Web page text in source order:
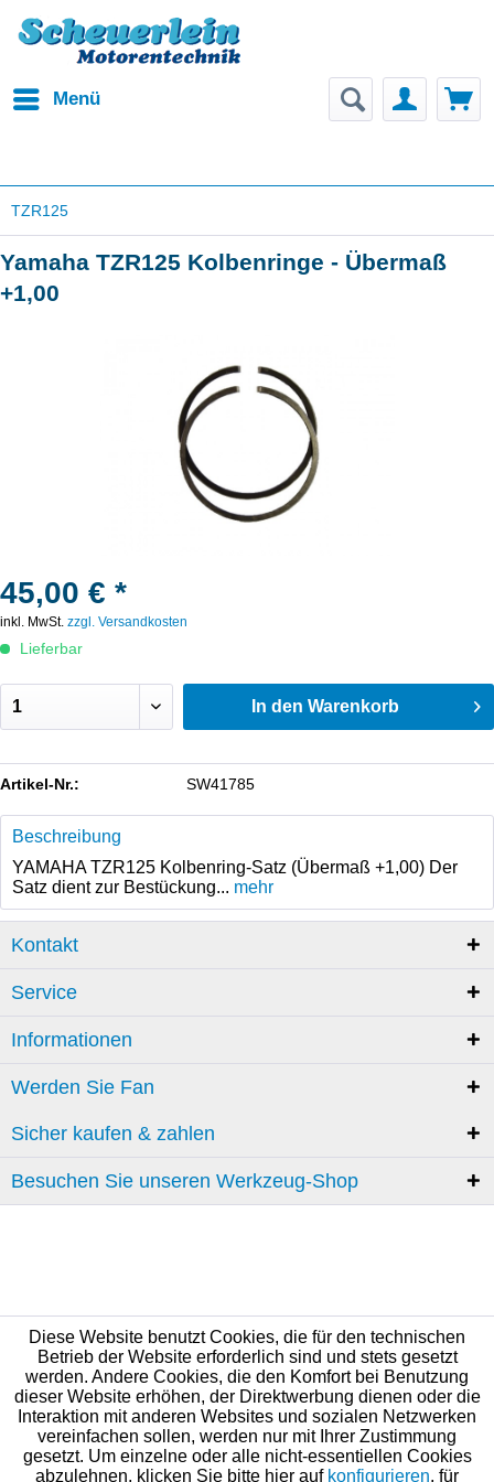
Menü
TZR125
Yamaha TZR125 Kolbenringe - Übermaß
+1,00
45,00 € *
inkl. MwSt. zzgl. Versandkosten
Lieferbar
In den Warenkorb
Artikel-Nr.: SW41785
Beschreibung
YAMAHA TZR125 Kolbenring-Satz (Übermaß +1,00) Der
Satz dient zur Bestückung... mehr
Kontakt
Service
Informationen
Werden Sie Fan
Sicher kaufen & zahlen
Besuchen Sie unseren Werkzeug-Shop
Diese Website benutzt Cookies, die für den technischen
Betrieb der Website erforderlich sind und stets gesetzt
werden. Andere Cookies, die den Komfort bei Benutzung
dieser Website erhöhen, der Direktwerbung dienen oder die
Interaktion mit anderen Websites und sozialen Netzwerken
vereinfachen sollen, werden nur mit Ihrer Zustimmung
gesetzt. Um einzelne oder alle nicht-essentiellen Cookies
abzulehnen, klicken Sie bitte hier auf konfigurieren, für